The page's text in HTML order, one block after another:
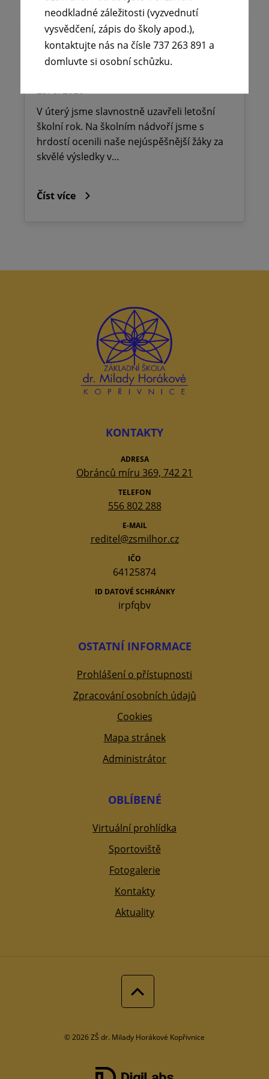
☀️Slavnostní ukončení školního
roku 💐
25. 6. 2026
V úterý jsme slavnostně uzavřeli letošní
školní rok. Na školním nádvoří jsme s
hrdostí ocenili naše nejúspěšnější žáky za
skvělé výsledky v…
Číst více
KONTAKTY
ADRESA
Obránců míru 369, 742 21
TELEFON
556 802 288
E-MAIL
reditel@zsmilhor.cz
IČO
64125874
ID DATOVÉ SCHRÁNKY
irpfqbv
OSTATNÍ INFORMACE
Prohlášení o přístupnosti
Zpracování osobních údajů
Cookies
Mapa stránek
Administrátor
OBLÍBENÉ
Virtuální prohlídka
Sportoviště
Fotogalerie
Kontakty
Aktuality
© 2026 ZŠ dr. Milady Horákové Kopřivnice
neodkladné záležitosti (vyzvednutí
vysvědčení, zápis do školy apod.),
kontaktujte nás na čísle 737 263 891 a
domluvte si osobní schůzku.